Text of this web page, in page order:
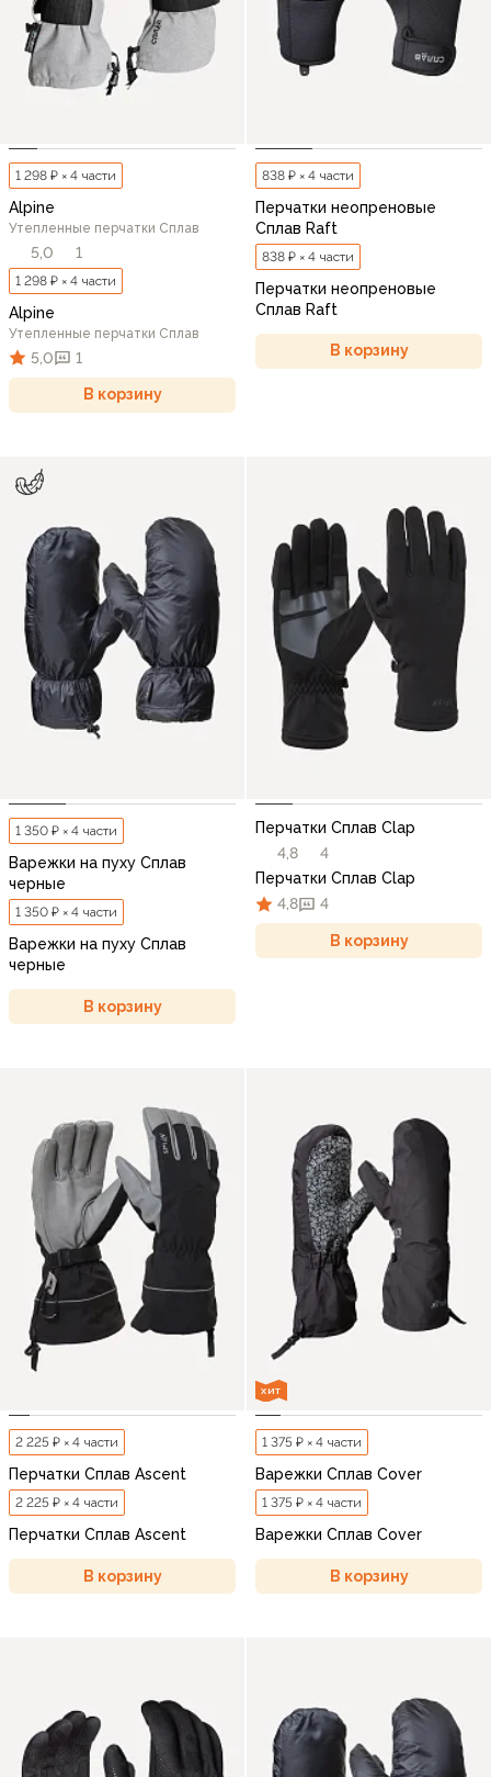
1 298 ₽ × 4 части
Alpine
Утепленные перчатки Сплав
5,0 1
1 298 ₽ × 4 части
Alpine
Утепленные перчатки Сплав
5,0 1
В корзину
838 ₽ × 4 части
Перчатки неопреновые
Сплав Raft
838 ₽ × 4 части
Перчатки неопреновые
Сплав Raft
В корзину
1 350 ₽ × 4 части
Варежки на пуху Сплав
черные
1 350 ₽ × 4 части
Варежки на пуху Сплав
черные
В корзину
Перчатки Сплав Clap
4,8
4
Перчатки Сплав Clap
4,8
4
В корзину
2 225 ₽ × 4 части
Перчатки Сплав Ascent
2 225 ₽ × 4 части
Перчатки Сплав Ascent
В корзину
ХИТ
1 375 ₽ × 4 части
Варежки Сплав Cover
1 375 ₽ × 4 части
Варежки Сплав Cover
В корзину